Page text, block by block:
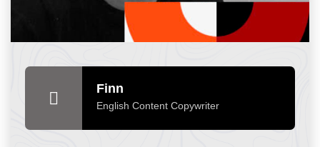
Finn
English Content Copywriter